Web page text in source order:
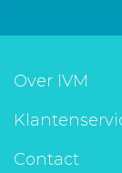
Over IVM
Contact